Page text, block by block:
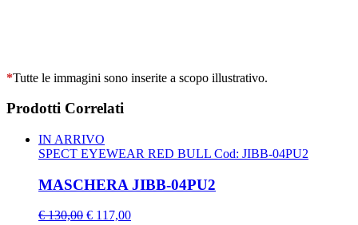
*Tutte le immagini sono inserite a scopo illustrativo.
Prodotti Correlati
IN ARRIVO
SPECT EYEWEAR RED BULL Cod: JIBB-04PU2
MASCHERA JIBB-04PU2
€ 130,00 € 117,00